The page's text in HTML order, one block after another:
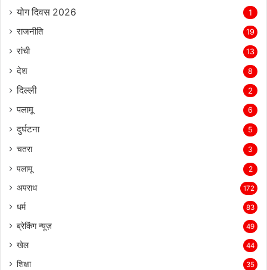
योग दिवस 2026 1
राजनीति 19
रांची 13
देश 8
दिल्‍ली 2
पलामू 6
दुर्घटना 5
चतरा 3
पलामू 2
अपराध 172
धर्म 83
ब्रेकिंग न्यूज़ 49
खेल 44
शिक्षा 35